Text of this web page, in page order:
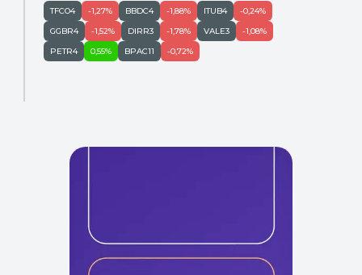
TFCO4 -1,27% BBDC4 -1,88% ITUB4
-0,24%
GGBR4
-1,52% DIRR3 -1,78% VALE3
-1,08%
PETR4
0,55% BPAC11 -0,72%